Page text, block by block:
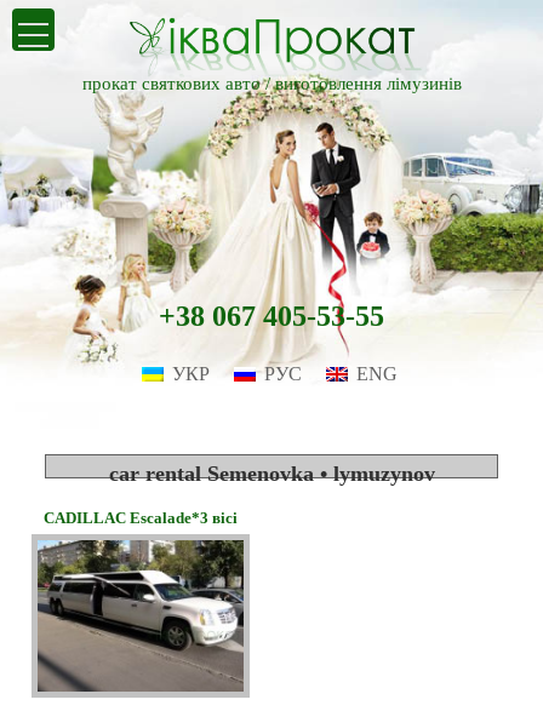
прокат святкових авто /виготовлення лімузинів
+38 067 405-53-55
УКР РУС ENG
car rental Semenovka • lymuzynov
CADILLAC Escalade*3 вісі